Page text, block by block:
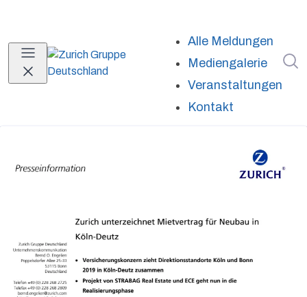
Alle Meldungen
Mediengalerie
Veranstaltungen
Kontakt